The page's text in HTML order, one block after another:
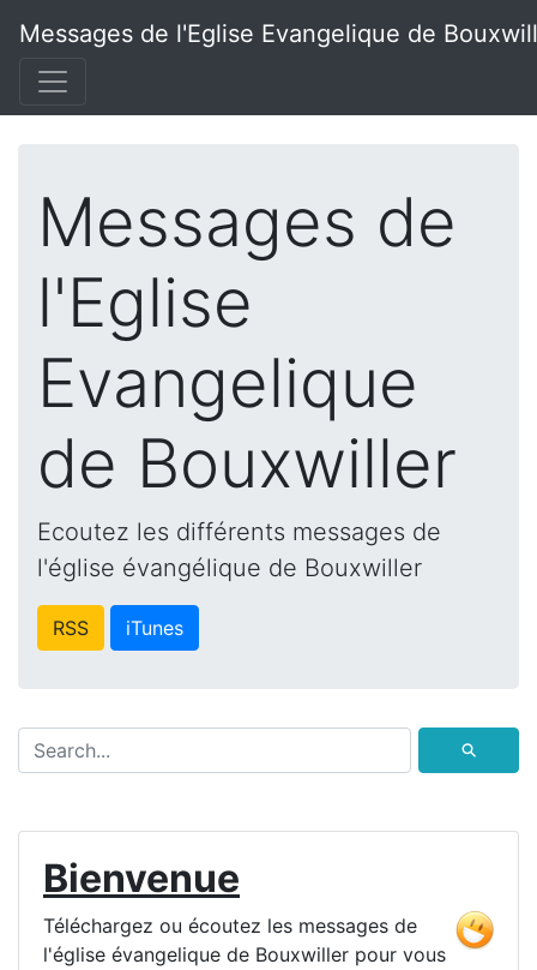
Messages de l'Eglise Evangelique de
Messages de
l'Eglise
Evangelique
de Bouxwiller
Ecoutez les différents messages de
l'église évangélique de Bouxwiller
RSS iTunes
⚲
Bienvenue
Téléchargez ou écoutez les messages de
l'église évangelique de Bouxwiller pour vous